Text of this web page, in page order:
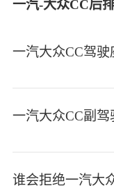
一汽-大众CC后
一汽大众CC驾
一汽大众CC副
谁会拒绝一汽大